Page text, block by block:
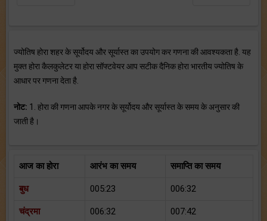
ज्योतिष होरा शहर के सूर्योदय और सूर्यास्त का उपयोग कर गणना की आवश्यकता है. यह
मुक्त होरा कैलकुलेटर या होरा सॉफ्टवेयर आप सटीक दैनिक होरा भारतीय ज्योतिष के
आधार पर गणना देता है.
नोट: 1. होरा की गणना आपके नगर के सूर्योदय और सूर्यास्त के समय के अनुसार की
जाती है।
आज का होरा आरंभ का समय समाप्ति का समय
बुध 005:23 006:32
चंद्रमा 006:32 007:42